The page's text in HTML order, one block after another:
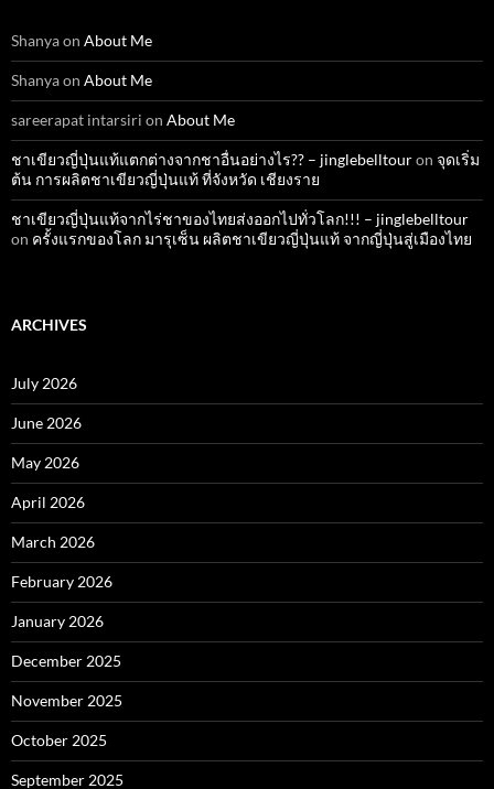
Shanyaon About Me
Shanyaon About Me
sareerapat intarsiri on About Me
ชาเขียวญี่ปุ่นแท้แตกต่างจากชาอื่นอย่างไร?? – jinglebelltouron จุดเริ่ม
ต้น การผลิตชาเขียวญี่ปุ่นแท้ ที่จังหวัด เชียงราย
ชาเขียวญี่ปุ่นแท้จากไร่ชาของไทยส่งออกไปทั่วโลก!!! – jinglebelltour
on ครั้งแรกของโลก มารุเซ็น ผลิตชาเขียวญี่ปุ่นแท้ จากญี่ปุ่นสู่เมืองไทย
ARCHIVES
July 2026
June 2026
May 2026
April 2026
March 2026
February 2026
January 2026
December 2025
November 2025
October 2025
September 2025